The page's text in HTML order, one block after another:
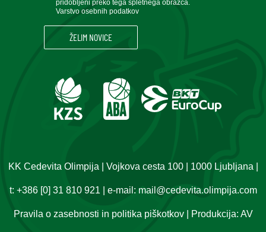
pridobljeni preko tega spletnega obrazca.
Varstvo osebnih podatkov
KK Cedevita Olimpija | Vojkova cesta 100 | 1000 Ljubljana |
t: +386 [0] 31 810 921 | e-mail: mail@cedevita.olimpija.com
Pravila o zasebnosti in politika piškotkov| Produkcija: AV